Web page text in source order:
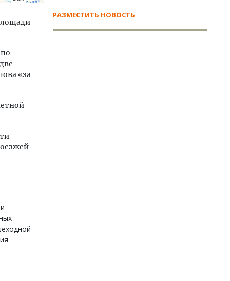
«за
РАЗМЕСТИТЬ НОВОСТЬ